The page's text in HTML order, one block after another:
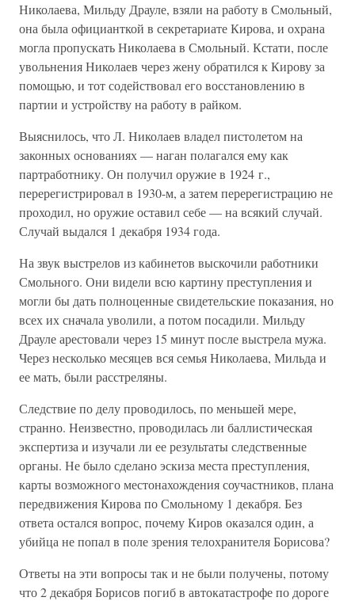
Николаева, Мильду Драуле, взяли на работу в Смольный,
она была официанткой в секретариате Кирова, и охрана
могла пропускать Николаева в Смольный. Кстати, после
увольнения Николаев через жену обратился к Кирову за
помощью, и тот содействовал его восстановлению в
партии и устройству на работу в райком.
Выяснилось, что Л. Николаев владел пистолетом на
законных основаниях — наган полагался ему как
партработнику. Он получил оружие в 1924 г.,
перерегистрировал в 1930-м, а затем перерегистрацию не
проходил, но оружие оставил себе — на всякий случай.
Случай выдался 1 декабря 1934 года.
На звук выстрелов из кабинетов выскочили работники
Смольного. Они видели всю картину преступления и
могли бы дать полноценные свидетельские показания, но
всех их сначала уволили, а потом посадили. Мильду
Драуле арестовали через 15 минут после выстрела мужа.
Через несколько месяцев вся семья Николаева, Мильда и
ее мать, были расстреляны.
Следствие по делу проводилось, по меньшей мере,
странно. Неизвестно, проводилась ли баллистическая
экспертиза и изучали ли ее результаты следственные
органы. Не было сделано эскиза места преступления,
карты возможного местонахождения соучастников, плана
передвижения Кирова по Смольному 1 декабря. Без
ответа остался вопрос, почему Киров оказался один, а
убийца не попал в поле зрения телохранителя Борисова?
Ответы на эти вопросы так и не были получены, потому
что 2 декабря Борисов погиб в автокатастрофе по дороге